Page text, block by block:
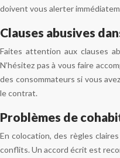
doivent vous alerter
Clauses abusives
Faites attention aux clauses
N’hésitez pas à vous faire
des consommateurs si vous
le contrat.
Problèmes de
En colocation, des règles
conflits. Un accord écrit est